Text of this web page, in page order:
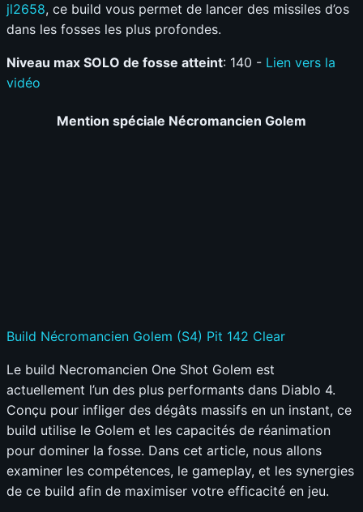
jl2658, ce build vous permet de lancer des missiles d’os
dans les fosses les plus profondes.
Niveau max SOLO de fosse atteint: 140 - Lien vers la
vidéo
Mention spéciale Nécromancien Golem
Build Nécromancien Golem (S4) Pit 142 Clear
Le build Necromancien One Shot Golem est
actuellement l’un des plus performants dans Diablo 4.
Conçu pour infliger des dégâts massifs en un instant, ce
build utilise le Golem et les capacités de réanimation
pour dominer la fosse. Dans cet article, nous allons
examiner les compétences, le gameplay, et les synergies
de ce build afin de maximiser votre efficacité en jeu.